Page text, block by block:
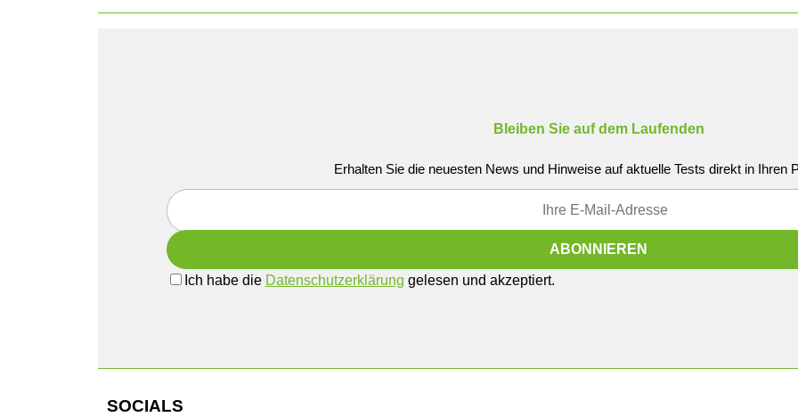
Bleiben Sie auf dem Laufenden
Erhalten Sie die neuesten News und Hinweise auf aktuelle Tests direkt in Ihren
Ich habe die Datenschutzerklärung gelesen und akzeptiert.
SOCIALS